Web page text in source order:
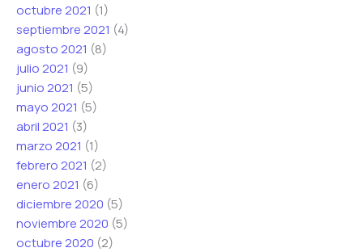
octubre 2021 (1)
septiembre 2021 (4)
agosto 2021 (8)
julio 2021 (9)
junio 2021 (5)
mayo 2021 (5)
abril 2021 (3)
marzo 2021 (1)
febrero 2021 (2)
enero 2021 (6)
diciembre 2020 (5)
noviembre 2020 (5)
octubre 2020 (2)